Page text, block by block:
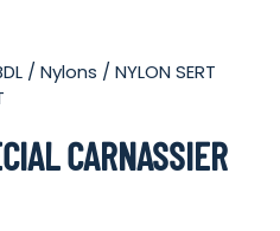
/Nylons / NYLON SERT
CARNASSIER